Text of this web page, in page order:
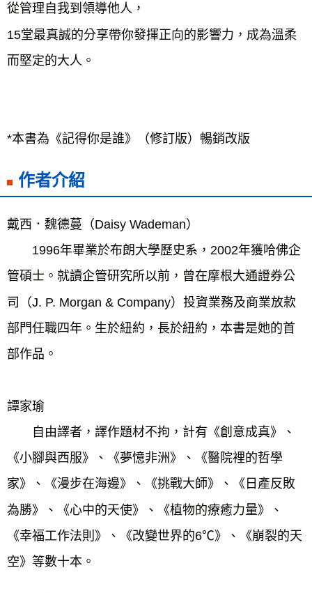
從管理自我到領導他人，
15堂最真誠的分享帶你發揮正向的影響力，成為溫柔
而堅定的大人。
*本書為《記得你是誰》（修訂版）暢銷改版
作者介紹
戴西．魏德蔓（Daisy Wademan）
1996年畢業於布朗大學歷史系，2002年獲哈佛企
管碩士。就讀企管研究所以前，曾在摩根大通證券公
司（J. P. Morgan & Company）投資業務及商業放款
部門任職四年。生於紐約，長於紐約，本書是她的首
部作品。
譚家瑜
自由譯者，譯作題材不拘，計有《創意成真》、
《小腳與西服》、《夢憶非洲》、《醫院裡的哲學
家》、《漫步在海邊》、《挑戰大師》、《日產反敗
為勝》、《心中的天使》、《植物的療癒力量》、
《幸福工作法則》、《改變世界的6℃》、《崩裂的天
空》等數十本。